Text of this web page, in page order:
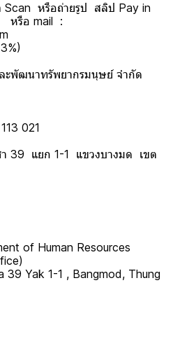
หรือถ่ายรูป สลิป Pay in
รือ mail :
ะพัฒนาทรัพยากรมนุษย์ จำกัด
021
39 แยก 1-1 แขวงบางมด เขต
of Human Resources
39 Yak 1-1 , Bangmod, Thung